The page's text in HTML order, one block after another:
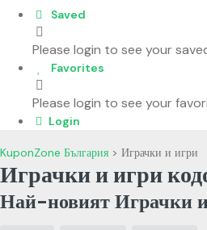
Saved
Please login to see your
Favorites
Please login to see your
Login
KuponZone България > Играчки и игри
Играчки и игри
Най-новият Играчки